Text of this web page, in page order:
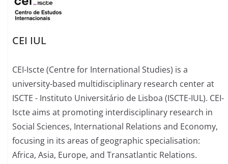
CEI IUL
CEI-Iscte (Centre for International Studies) is a
university-based multidisciplinary research center at
ISCTE - Instituto Universitário de Lisboa (ISCTE-IUL). CEI-
Iscte aims at promoting interdisciplinary research in
Social Sciences, International Relations and Economy,
focusing in its areas of geographic specialisation:
Africa, Asia, Europe, and Transatlantic Relations.